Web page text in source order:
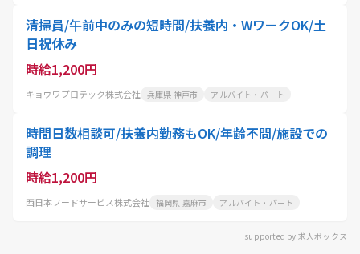
清掃員/午前中のみの短時間/扶養内・WワークOK/土
日祝休み
時給1,200円
キョウワプロテック株式会社 兵庫県 神戸市 アルバイト・パート
時間日数相談可/扶養内勤務もOK/年齢不問/施設での
調理
時給1,200円
西日本フードサービス株式会社 福岡県 嘉麻市 アルバイト・パート
supported by 求人ボックス